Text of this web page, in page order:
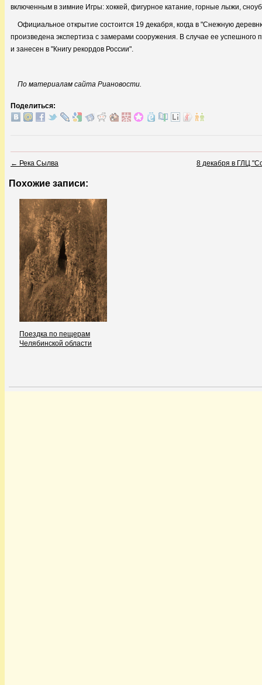
включенным в зимние Игры: хоккей, фигурное катание, горные лыжи,
Официальное открытие состоится 19 декабря, когда в "Снежную
произведена экспертиза с замерами сооружения. В случае ее
и занесен в "Книгу рекордов России".
По материалам сайта Риановости.
Поделиться:
← Река Сылва 8 декабря в ГЛЦ
Похожие записи:
Поездка по пещерам
Челябинской области